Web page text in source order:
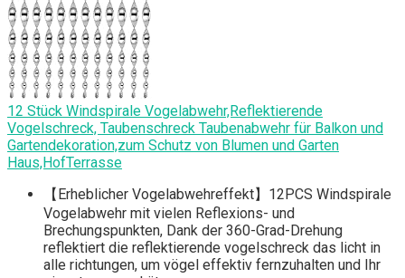
12 Stück Windspirale Vogelabwehr,Reflektierende
Vogelschreck, Taubenschreck Taubenabwehr für Balkon und
Gartendekoration,zum Schutz von Blumen und Garten
Haus,HofTerrasse
【Erheblicher Vogelabwehreffekt】12PCS Windspirale
Vogelabwehr mit vielen Reflexions- und
Brechungspunkten, Dank der 360-Grad-Drehung
reflektiert die reflektierende vogelschreck das licht in
alle richtungen, um vögel effektiv fernzuhalten und Ihr